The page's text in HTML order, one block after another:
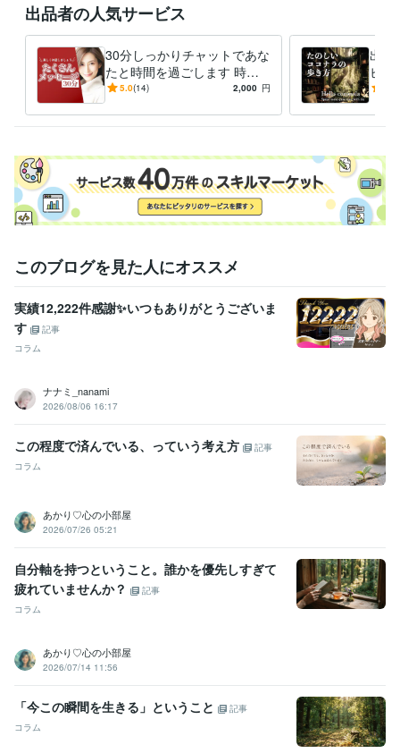
一緒に笑ったり、落ち込んだりしながら...
今日も一日、楽しく、気楽に、よくない時には現状維持で…乗り切って
いきましょう✨
経験職種
マーケティング / ブランディング 経験年数 : 16年
経営・マネジメント / 経営企画・経営戦略
経験年数 : 16年
人事 / 人材開発・人材育成・研修 経験年数 : 17年
ライフスタイル・その他 / カウンセラー・コーチ 経験年数 : 15年
職歴
ココナラ電話相談 2023年11月 ~ 現在
美容・外食事業 2011年10月 ~ 現在
【難病】三度死にかける 1983年11月 ~ 現在
【病気】健康渇望の人生
【自己理解】リワークプログラム 2012年3月 ~ 2014年7月
【猫との暮らし】しなやな生き方の師
【お家購入】念願、一国一城の主
【結婚・離婚】夫兼親友の喪失 2011年7月 ~ 2014年7月
受賞歴
【生誕】髪の毛モッサモサで生まれたそうです。
【保育園】午睡か
て表彰されるも内訳は全て座高でした。
た千羽鶴を一番折ったのは私でした。
走族スカウトが多かったです。 【予備校】スクール内で飛び抜けて
頭が悪かったのは私です。
【大学】また学部で一番絵が下手くそで
した（こればっか）。
【仕事】失敗番長の座だけは誰にも譲ったこ
とがありません。
【ココナラ】電話相談、はじめて心底よかったで
す...。
資格・検定
秘書技能検定2級
日商簿記検定2級 取得年 : 2006年
販売士 取得年 : 2006年
色彩検定1級
出品者の人気サービス
30分しっかりチャットであな
たと時間を過ごします 時間
いっぱい集中✨言葉であなた
5.0(14) 2,000 円
出品
ビデ
コナ
ーう
このブログを見た人にオススメ
実績12,222件感謝✨いつもありがとうございま
す
記事
コラム
ナナミ_nanami
2026/08/06 16:17
この程度で済んでいる、っていう考え方
記事
コラム
あかり♡心の小部屋
2026/07/26 05:21
自分軸を持つということ。誰かを優先しすぎて
疲れていませんか？
記事
コラム
あかり♡心の小部屋
2026/07/14 11:56
「今この瞬間を生きる」ということ
記事
コラム